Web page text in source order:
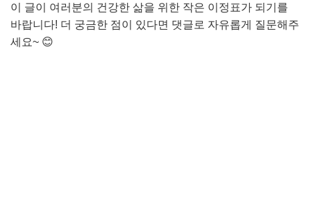
이 글이 여러분의 건강한 삶을 위한 작은 이정표가 되기를
바랍니다! 더 궁금한 점이 있다면 댓글로 자유롭게 질문해주
세요~ 😊